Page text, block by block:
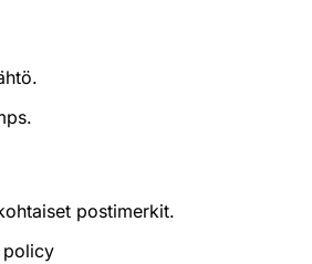
postimerkit.
policy